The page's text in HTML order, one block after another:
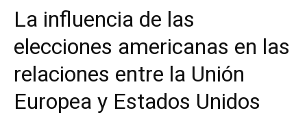
La influencia de las
elecciones americanas en las
relaciones entre la Unión
Europea y Estados Unidos